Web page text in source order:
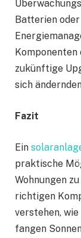
Batterien
zukünftige
sich
Fazit
Ein
praktische
Wohnungen
richtigen
verstehen,
fangen